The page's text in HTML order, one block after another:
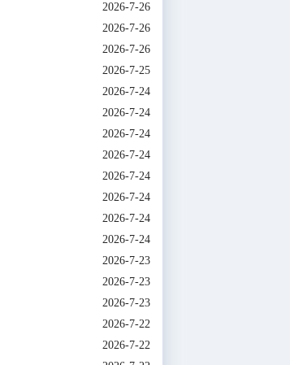
2026-7-26
2026-7-26
2026-7-26
2026-7-25
2026-7-24
2026-7-24
2026-7-24
2026-7-24
2026-7-24
2026-7-24
2026-7-24
2026-7-24
2026-7-23
2026-7-23
2026-7-23
2026-7-22
2026-7-22